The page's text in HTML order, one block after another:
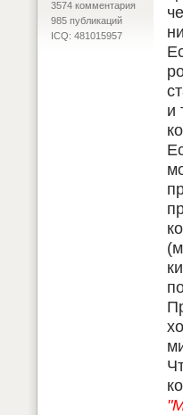
3574 комментария
985 публикаций
ICQ: 481015957
и